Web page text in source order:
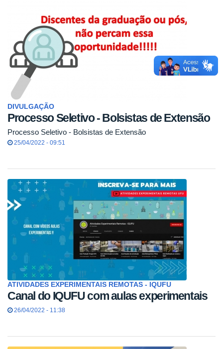
DIVULGAÇÃO
Processo Seletivo - Bolsistas de Extensão
Processo Seletivo - Bolsistas de Extensão
25/04/2022 - 09:51
ATIVIDADES EXPERIMENTAIS REMOTAS - IQUFU
Canal do IQUFU com aulas experimentais
26/04/2022 - 11:38